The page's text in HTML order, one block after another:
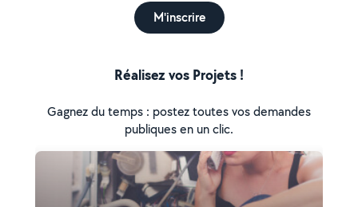
M'inscrire
Réalisez vos Projets !
Gagnez du temps : postez toutes vos demandes
publiques en un clic.